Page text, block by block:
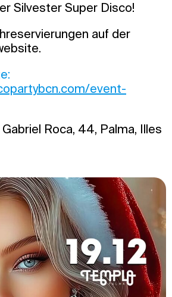
Silvester Super Disco!
auf der
event-
Roca, 44, Palma, Illes